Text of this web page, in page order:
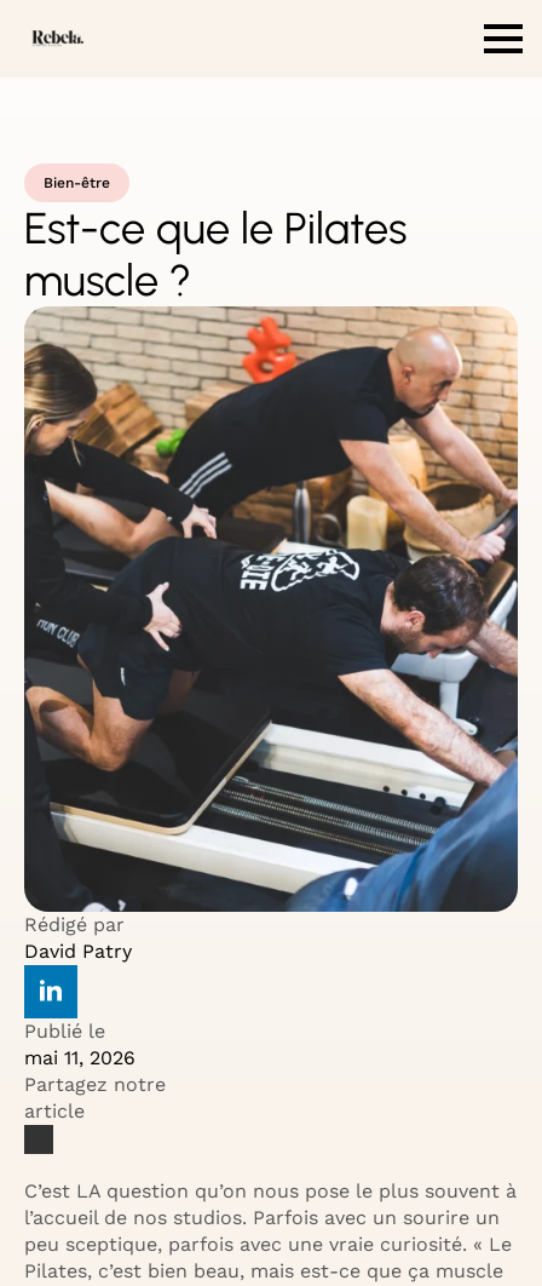
Bien-être
Est-ce que le Pilates
muscle ?
Rédigé par
David Patry
Publié le
mai 11, 2026
Partagez notre
article
C’est LA question qu’on nous pose le plus souvent à
l’accueil de nos studios. Parfois avec un sourire un
peu sceptique, parfois avec une vraie curiosité. « Le
Pilates, c’est bien beau, mais est-ce que ça muscle